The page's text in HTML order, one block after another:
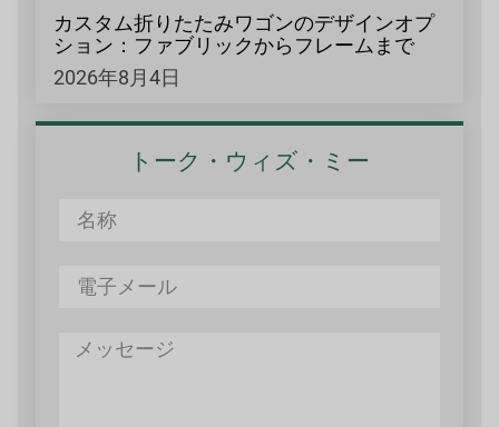
カスタム折りたたみワゴンのデザインオプ
ション：ファブリックからフレームまで
2026年8月4日
トーク・ウィズ・ミー